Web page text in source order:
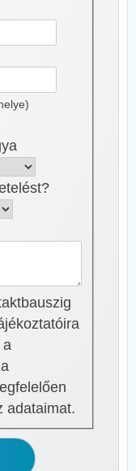
a
adataimat.